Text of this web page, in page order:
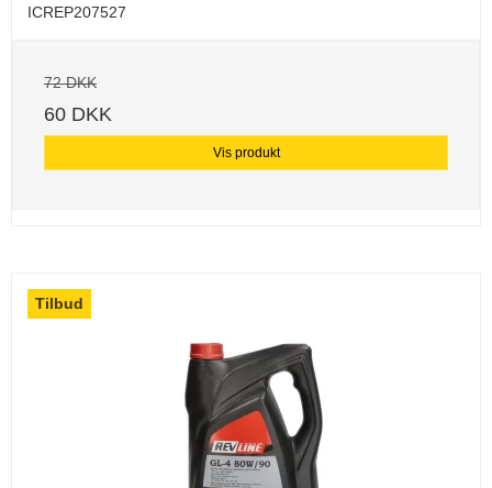
ICREP207527
72 DKK
60 DKK
Vis produkt
Tilbud